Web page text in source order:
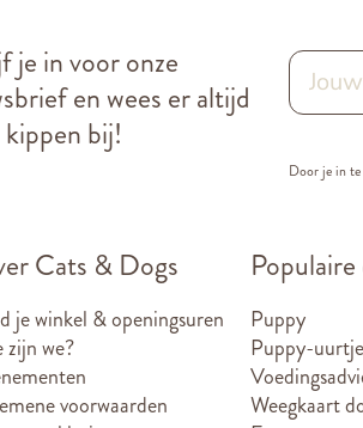
je in voor onze
en wees er altijd
kippen bij!
Door je in te
Cats & Dogs
je winkel & openingsuren
zijn we?
voorwaarden
Puppy
Puppy-uurtje
Weegkaart